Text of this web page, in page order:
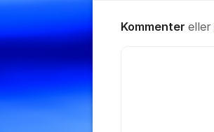
Kommenter eller